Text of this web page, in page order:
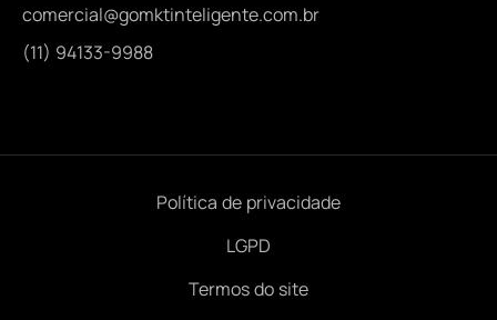
comercial@gomktinteligente.com.br
(11) 94133-9988
Política de privacidade
LGPD
Termos do site